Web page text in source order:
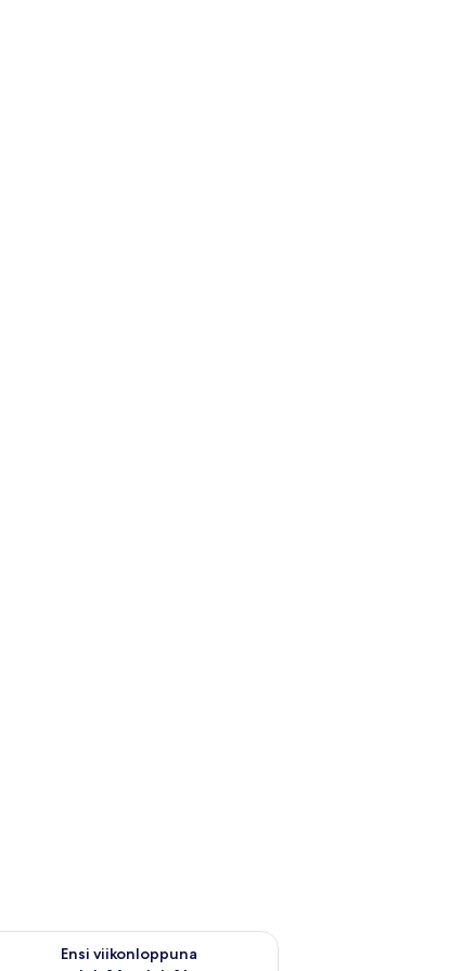
7 - elok. 9
Ensi viikonloppuna
ensi viikonlopun saatavuus elok. 14 - elok. 16